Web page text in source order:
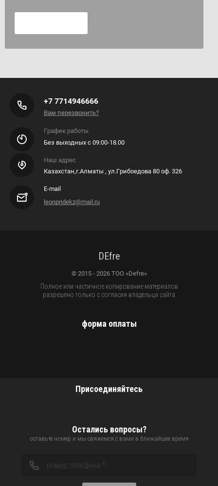
+7 7714946666
Вам перезвонить?
График работы
Без выходных с 09:00-18.00
Наш адрес
Казахстан,г.Алматы , ул.Грибоедова 80 оф. 326
E-mail
leonpridekz@mail.ru
DEfre
© 2015 - 2026 ТОО «Defre»
Полное или частичное копирование материалов
разрешено только с согласия владельца сайта
форма оплаты
Присоединяйтесь
Остались вопросы?
оставьте номер и мы свяжемся с вами в ближайшее время